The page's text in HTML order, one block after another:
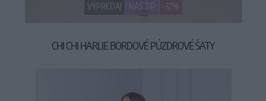
VÝPREDAJ NÁŠ TIP -32%
CHI CHI HARLIE BORDOVÉ PÚZDROVÉ ŠATY